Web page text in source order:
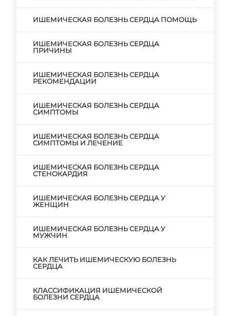
ИШЕМИЧЕСКАЯ БОЛЕЗНЬ СЕРДЦА ПОМОЩЬ
ИШЕМИЧЕСКАЯ БОЛЕЗНЬ СЕРДЦА
ПРИЧИНЫ
ИШЕМИЧЕСКАЯ БОЛЕЗНЬ СЕРДЦА
РЕКОМЕНДАЦИИ
ИШЕМИЧЕСКАЯ БОЛЕЗНЬ СЕРДЦА
СИМПТОМЫ
ИШЕМИЧЕСКАЯ БОЛЕЗНЬ СЕРДЦА
СИМПТОМЫ И ЛЕЧЕНИЕ
ИШЕМИЧЕСКАЯ БОЛЕЗНЬ СЕРДЦА
СТЕНОКАРДИЯ
ИШЕМИЧЕСКАЯ БОЛЕЗНЬ СЕРДЦА У
ЖЕНЩИН
ИШЕМИЧЕСКАЯ БОЛЕЗНЬ СЕРДЦА У
МУЖЧИН
КАК ЛЕЧИТЬ ИШЕМИЧЕСКУЮ БОЛЕЗНЬ
СЕРДЦА
КЛАССИФИКАЦИЯ ИШЕМИЧЕСКОЙ
БОЛЕЗНИ СЕРДЦА